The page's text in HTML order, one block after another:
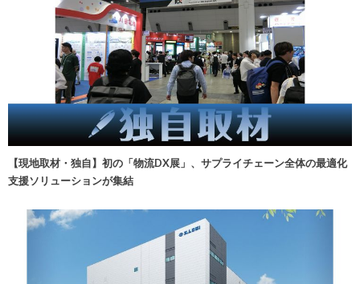
【現地取材・独自】初の「物流DX展」、サプライチェーン全体の最適化
支援ソリューションが集結